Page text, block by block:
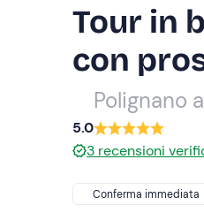
Tour in
con
Polignano
5.0
3 recensioni
Conferma immediata